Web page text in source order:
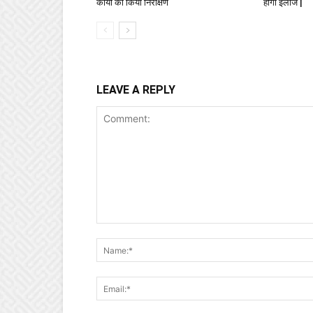
कार्यों का किया निरीक्षण
होगा इलाज |
LEAVE A REPLY